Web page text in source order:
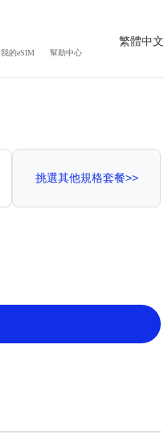
我的eSIM 幫助中心
繁體中文
挑選其他規格套餐>>